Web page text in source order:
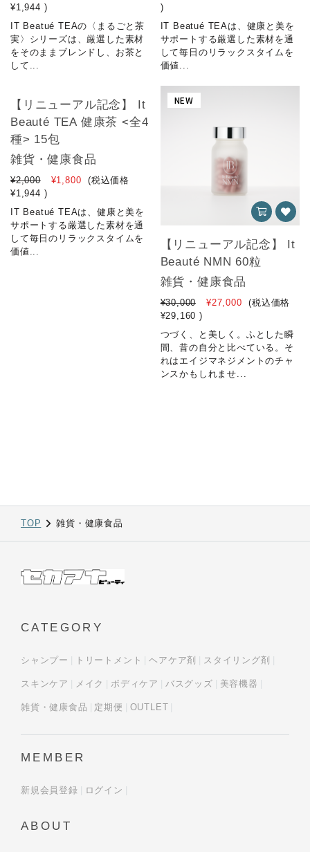
¥1,944 )
IT Beatué TEAの〈まるごと茶
実〉シリーズは、厳選した素材
をそのままブレンドし、お茶と
して...
)
IT Beatué TEAは、健康と美を
サポートする厳選した素材を通
して毎日のリラックスタイムを
価値...
【リニューアル記念】 It
Beauté TEA 健康茶 <全4
種> 15包
雑貨・健康食品
¥2,000 ¥1,800
(税込価格
¥1,944 )
IT Beatué TEAは、健康と美を
サポートする厳選した素材を通
して毎日のリラックスタイムを
価値...
NEW
【リニューアル記念】 It
Beauté NMN 60粒
雑貨・健康食品
¥30,000 ¥27,000
(税込価格
¥29,160 )
つづく、と美しく。ふとした瞬
間、昔の自分と比べている。そ
れはエイジマネジメントのチャ
ンスかもしれませ...
TOP 雑貨・健康食品
CATEGORY
シャンプー トリートメント ヘアケア剤 スタイリング剤
スキンケア メイク ボディケア バスグッズ 美容機器
雑貨・健康食品 定期便 OUTLET
MEMBER
新規会員登録 ログイン
ABOUT